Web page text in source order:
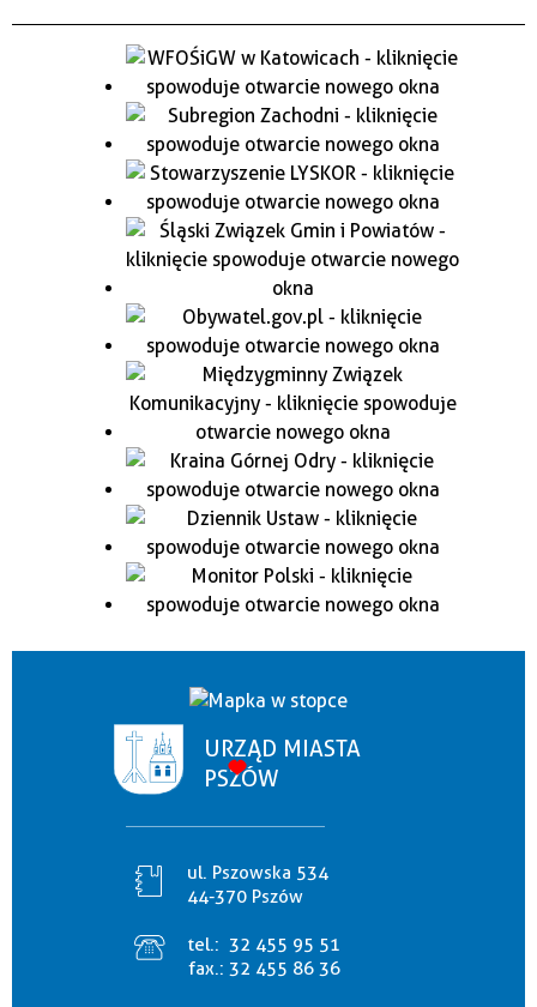
URZĄD MIASTA
PSZÓW
ul. Pszowska 534
44-370 Pszów
tel.: 32 455 95 51
fax.: 32 455 86 36